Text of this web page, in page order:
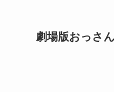
劇場版おっさ